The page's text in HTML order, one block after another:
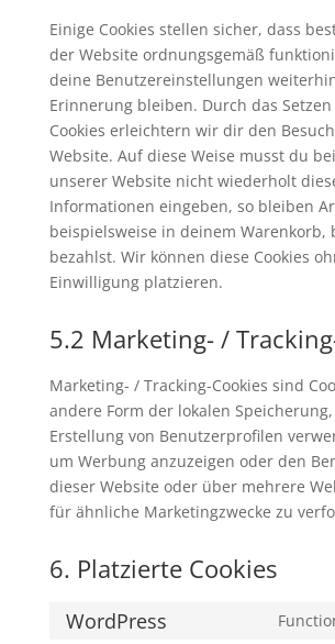
Einige Cookies stellen sicher, dass
der Website ordnungsgemäß
deine Benutzereinstellungen
Erinnerung bleiben. Durch das
Cookies erleichtern wir dir den
Website. Auf diese Weise musst du
unserer Website nicht wiederholt
Informationen eingeben, so bleiben
beispielsweise in deinem Warenkorb,
bezahlst. Wir können diese Cookies
Einwilligung platzieren.
5.2 Marketing- /
Marketing- / Tracking-Cookies sind
andere Form der lokalen
Erstellung von Benutzerprofilen
um Werbung anzuzeigen oder den
dieser Website oder über mehrere
für ähnliche Marketingzwecke zu
6. Platzierte Cookies
WordPress